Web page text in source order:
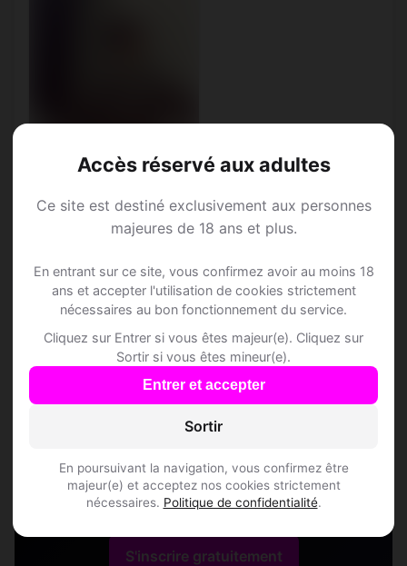
Accès réservé aux adultes
Ce site est destiné exclusivement aux personnes
majeures de 18 ans et plus.
En entrant sur ce site, vous confirmez avoir au moins 18
ans et accepter l'utilisation de cookies strictement
nécessaires au bon fonctionnement du service.
Cliquez sur Entrer si vous êtes majeur(e). Cliquez sur
Sortir si vous êtes mineur(e).
Entrer et accepter
Sortir
En poursuivant la navigation, vous confirmez être
majeur(e) et acceptez nos cookies strictement
nécessaires. Politique de confidentialité.
Raoul, 31
Balance • Architecte
Speed Dating à
Altenach
Rejoins les membres de Altenach et des
alentours !
S'inscrire gratuitement